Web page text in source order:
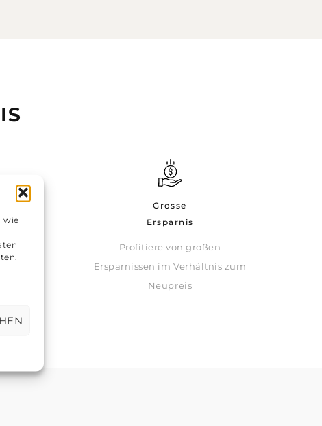
wie
jeden
Grosse
Ersparnis
Profitiere von großen
Ersparnissen im Verhältnis zum
Neupreis